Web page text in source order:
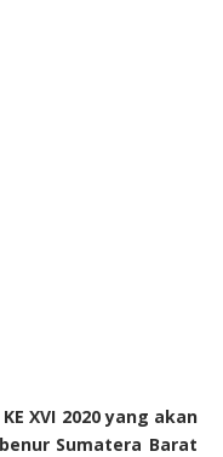
XVI 2020 yang akan
Sumatera Barat